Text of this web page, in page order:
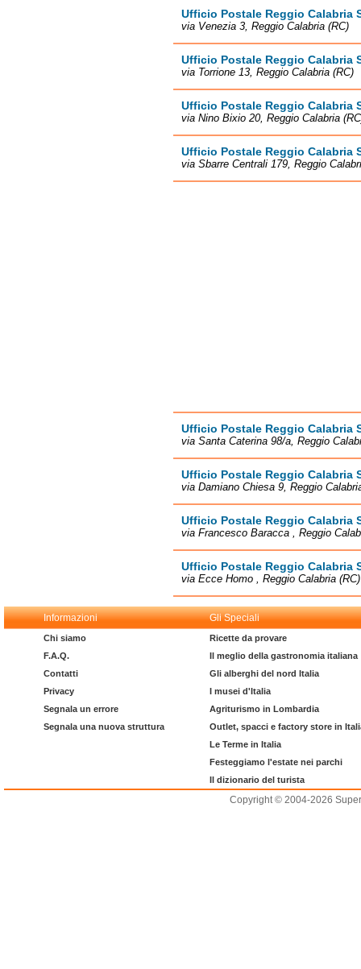
Ufficio Postale Reggio Calabria
via Venezia 3, Reggio Calabria (RC)
Ufficio Postale Reggio Calabria
via Torrione 13, Reggio Calabria (RC)
Ufficio Postale Reggio Calabria
via Nino Bixio 20, Reggio Calabria
Ufficio Postale Reggio Calabria
via Sbarre Centrali 179, Reggio
Ufficio Postale Reggio Calabria
via Santa Caterina 98/a, Reggio
Ufficio Postale Reggio Calabria
via Damiano Chiesa 9, Reggio
Ufficio Postale Reggio Calabria
via Francesco Baracca , Reggio
Ufficio Postale Reggio Calabria
via Ecce Homo , Reggio Calabria (RC)
Informazioni Gli Speciali
Chi siamo
F.A.Q.
Contatti
Privacy
Segnala un errore
Segnala una nuova struttura
Ricette da provare
Il meglio della gastronomia italiana
Gli alberghi del nord Italia
I musei d'Italia
Agriturismo in Lombardia
Outlet, spacci e factory store in
Le Terme in Italia
Festeggiamo l'estate nei parchi
Il dizionario del turista
Copyright © 2004-2026